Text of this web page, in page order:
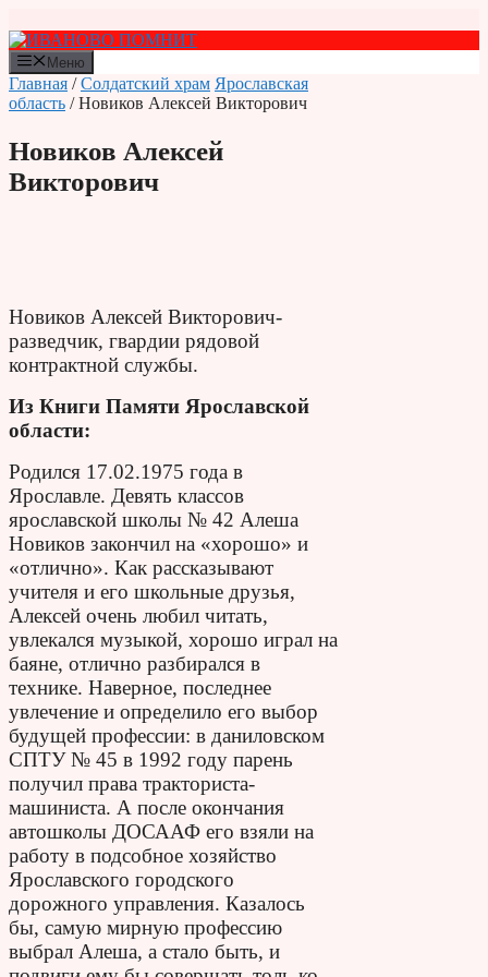
к
содержимому
Меню
Главная /Солдатский храм Ярославская
область / Новиков Алексей Викторович
Новиков Алексей
Викторович
Новиков Алексей Викторович-
разведчик, гвардии рядовой
контрактной службы.
Из Книги Памяти Ярославской
области:
Родился 17.02.1975 года в
Ярославле. Девять классов
ярославской школы № 42 Алеша
Новиков закончил на «хорошо» и
«отлично». Как рассказывают
учителя и его школьные друзья,
Алексей очень любил читать,
увлекался музыкой, хорошо играл на
баяне, отлично разбирался в
технике. Наверное, последнее
увлечение и определило его выбор
будущей профессии: в даниловском
СПТУ № 45 в 1992 году парень
получил права тракториста-
машиниста. А после окончания
автошколы ДОСААФ его взяли на
работу в подсобное хозяйство
Ярославского городского
дорожного управления. Казалось
бы, самую мирную профессию
выбрал Алеша, а стало быть, и